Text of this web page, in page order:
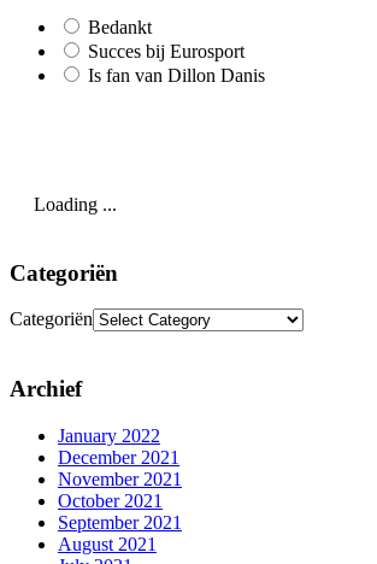
Bedankt
Succes bij Eurosport
Is fan van Dillon Danis
Loading ...
Categoriën
Categoriën
Archief
January 2022
December 2021
November 2021
October 2021
September 2021
August 2021